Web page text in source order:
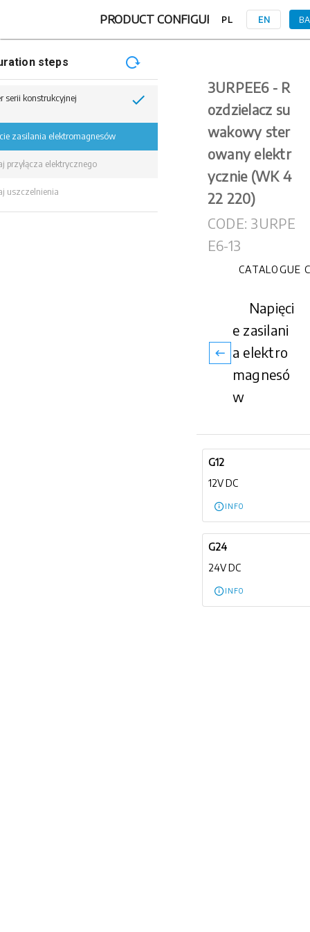
PRODUCT CONFIGURATION
PL EN
steps
serii konstrukcyjnej check
zasilania elektromagnesów
przyłącza elektrycznego
uszczelnienia
3URPEE6 - R
ozdzielacz su
wakowy ster
owany elektr
ycznie (WK 4
22 220)
CODE: 3URPE
E6-13
CATALOGUE
Napięci
e zasilani
a elektro
magnesó
w
G12
12V DC
INFO
G24
24V DC
INFO